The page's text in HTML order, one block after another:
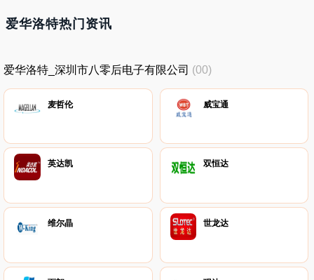
爱华洛特热门资讯
爱华洛特_深圳市八零后电子有限公司 (00)
麦哲伦 威宝通
英达凯 双恒达
维尔晶 世龙达